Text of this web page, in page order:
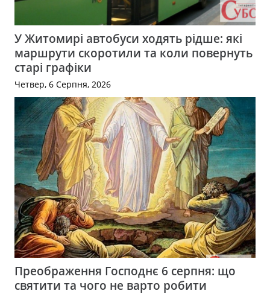
У Житомирі автобуси ходять рідше: які
маршрути скоротили та коли повернуть
старі графіки
Четвер, 6 Серпня, 2026
Преображення Господнє 6 серпня: що
святити та чого не варто робити